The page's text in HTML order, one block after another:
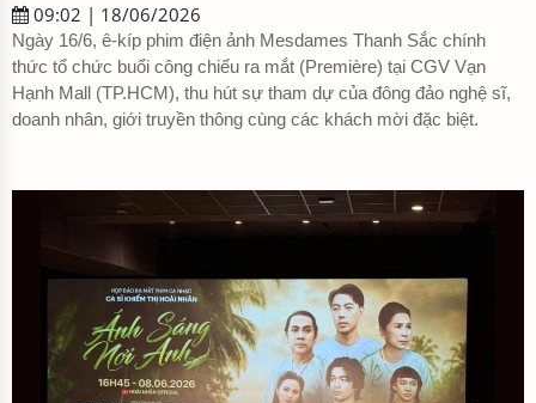
09:02 | 18/06/2026
Ngày 16/6, ê-kíp phim điện ảnh Mesdames Thanh Sắc chính
thức tổ chức buổi công chiếu ra mắt (Première) tại CGV Vạn
Hạnh Mall (TP.HCM), thu hút sự tham dự của đông đảo nghệ sĩ,
doanh nhân, giới truyền thông cùng các khách mời đặc biệt.